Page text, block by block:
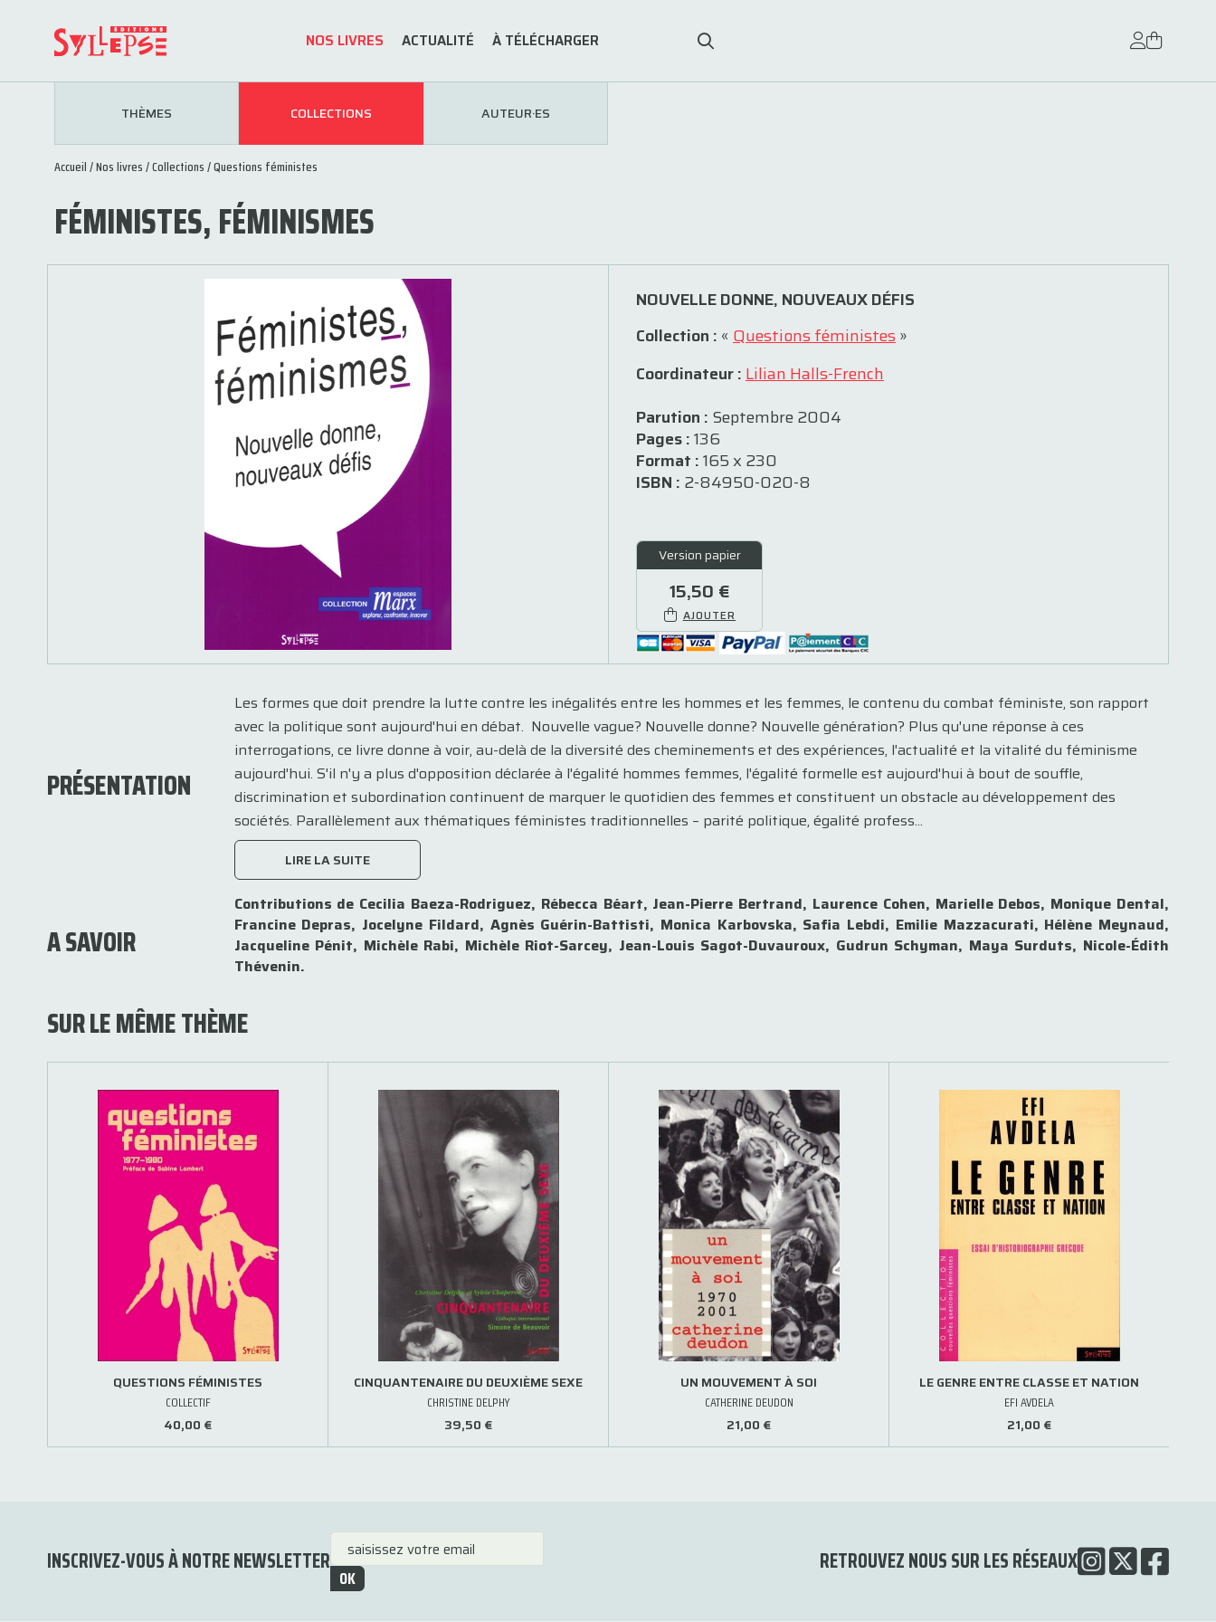
NOS LIVRES ACTUALITÉ À TÉLÉCHARGER
THÈMES COLLECTIONS AUTEUR·ES
Accueil/Nos livres/Collections/Questions féministes
FÉMINISTES, FÉMINISMES
Version papier
15,50 €
AJOUTER
NOUVELLE DONNE, NOUVEAUX DÉFIS
Collection : « Questions féministes»
Coordinateur :Lilian Halls-French
Parution : Septembre 2004
Pages :136
Format :165 x 230
ISBN : 2-84950-020-8
PRÉSENTATION
Les formes que doit prendre la lutte contre les inégalités entre les hommes et les femmes, le contenu du combat féministe, son rapport
avec la politique sont aujourd'hui en débat. Nouvelle vague? Nouvelle donne? Nouvelle génération? Plus qu'une réponse à ces
interrogations, ce livre donne à voir, au-delà de la diversité des cheminements et des expériences, l'actualité et la vitalité du féminisme
aujourd'hui. S'il n'y a plus d'opposition déclarée à l'égalité hommes femmes, l'égalité formelle est aujourd'hui à bout de souffle,
discrimination et subordination continuent de marquer le quotidien des femmes et constituent un obstacle au développement des
sociétés. Parallèlement aux thématiques féministes traditionnelles – parité politique, égalité profess...
LIRE LA SUITE
A SAVOIR
Contributions de Cecilia Baeza-Rodriguez, Rébecca Béart, Jean-Pierre Bertrand, Laurence Cohen, Marielle Debos, Monique Dental,
Francine Depras, Jocelyne Fildard, Agnès Guérin-Battisti, Monica Karbovska, Safia Lebdi, Emilie Mazzacurati, Hélène Meynaud,
Jacqueline Pénit, Michèle Rabi, Michèle Riot-Sarcey, Jean-Louis Sagot-Duvauroux, Gudrun Schyman, Maya Surduts, Nicole-Édith
Thévenin.
SUR LE MÊME THÈME
QUESTIONS FÉMINISTES
COLLECTIF
40,00 €
CINQUANTENAIRE DU DEUXIÈME SEXE
CHRISTINE DELPHY
39,50 €
UN MOUVEMENT À SOI
CATHERINE DEUDON
21,00 €
LE GENRE ENTRE CLASSE ET NATION
EFI AVDELA
21,00 €
INSCRIVEZ-VOUS À NOTRE NEWSLETTER
OK
RETROUVEZ NOUS SUR LES RÉSEAUX